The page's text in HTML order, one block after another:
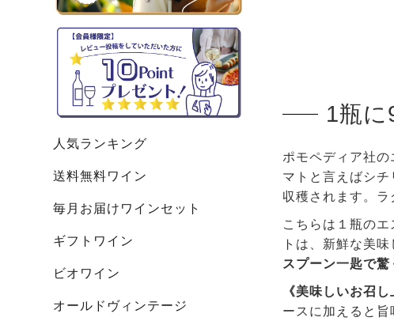
人気ランキング
送料無料ワイン
毎月お届けワインセット
ギフトワイン
ビオワイン
オールドヴィンテージ
1瓶
ポモペディア社
マトと言えばシ
収穫されます。
こちらは１瓶の
トは、新鮮な美
スプーン一匙で
《美味しいお召し
ースに加えると